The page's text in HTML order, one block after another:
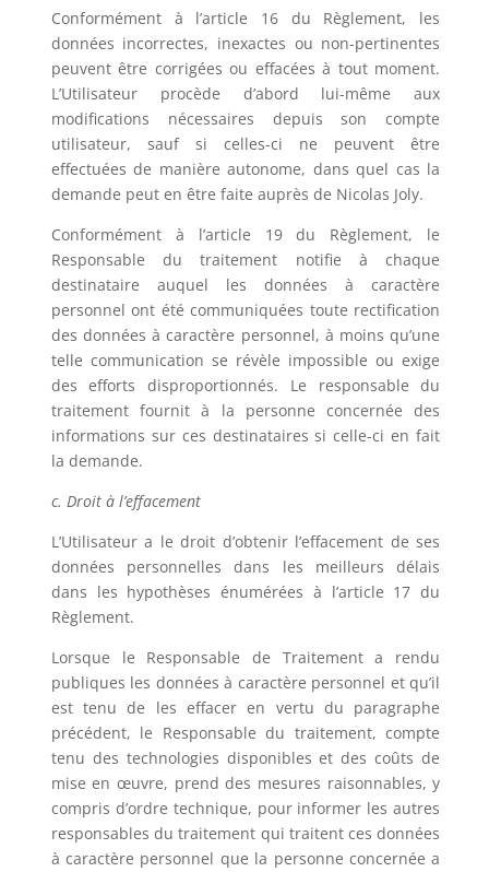
Conformément à l’article 16 du Règlement, les
données incorrectes, inexactes ou non-pertinentes
peuvent être corrigées ou effacées à tout moment.
L’Utilisateur procède d’abord lui-même aux
modifications nécessaires depuis son compte
utilisateur, sauf si celles-ci ne peuvent être
effectuées de manière autonome, dans quel cas la
demande peut en être faite auprès de Nicolas Joly.
Conformément à l’article 19 du Règlement, le
Responsable du traitement notifie à chaque
destinataire auquel les données à caractère
personnel ont été communiquées toute rectification
des données à caractère personnel, à moins qu’une
telle communication se révèle impossible ou exige
des efforts disproportionnés. Le responsable du
traitement fournit à la personne concernée des
informations sur ces destinataires si celle-ci en fait
la demande.
c. Droit à l’effacement
L’Utilisateur a le droit d’obtenir l’effacement de ses
données personnelles dans les meilleurs délais
dans les hypothèses énumérées à l’article 17 du
Règlement.
Lorsque le Responsable de Traitement a rendu
publiques les données à caractère personnel et qu’il
est tenu de les effacer en vertu du paragraphe
précédent, le Responsable du traitement, compte
tenu des technologies disponibles et des coûts de
mise en œuvre, prend des mesures raisonnables, y
compris d’ordre technique, pour informer les autres
responsables du traitement qui traitent ces données
à caractère personnel que la personne concernée a